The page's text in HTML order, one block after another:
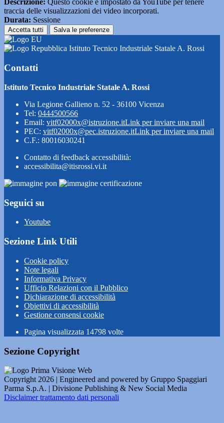
Descrizione: Questo cookie è impostato da YouTube per tenere
traccia delle visualizzazioni dei video incorporati.
Durata: Sessione
Accetta tutti Salva le preferenze
Istituto Tecnico Industriale Statale A. Rossi
Contatti
Istituto Tecnico Industriale Statale A. Rossi
Via Legione Gallieno n. 52 - 36100 Vicenza
Tel: 0444500566
Email: vitf02000x@istruzione.itLink per inviare una mail
PEC: vitf02000x@pec.istruzione.itLink per inviare una mail
C.F.: 80016030241
Contatto di feedback accessibilità:
accessibilita@itisrossi.vi.it
Seguici su
Youtube
Sezione Link Utili
Cookie policy
Note legali
Informativa Privacy
Ufficio Relazioni con il Pubblico
Dichiarazione di accessibilità
Obiettivi di accessibilità
Gestione consensi cookie
Pagina visualizzata 14798 volte
Sezione Copyright
Copyright 2026 | Engineered and powered by Gruppo Spaggiari
Parma S.p.A. | Divisione Publishing & New Social Media
Disclaimer trattamento dati personali